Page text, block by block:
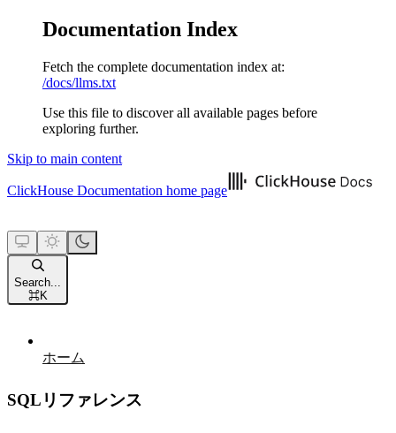
Documentation Index
Fetch the complete documentation index at:
/docs/llms.txt
Use this file to discover all available pages before
exploring further.
Skip to main content
ClickHouse Documentation home page
Search...
⌘K
ホーム
SQLリファレンス